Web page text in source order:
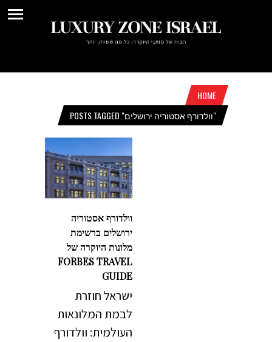
HOME
POSTS TAGGED "וולדורף אסטוריה ירושלים"
וולדורף אסטוריה
ירושלים ברשימת
מלונות היוקרה של
FORBES TRAVEL
GUIDE
ישראל חוזרת
לבמת המלונאות
העולמית: וולדורף